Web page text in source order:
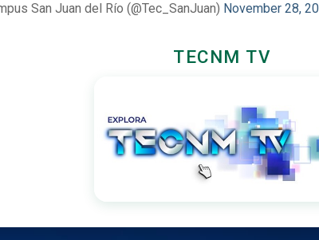
San Juan del Río (@Tec_SanJuan) November 28,
TECNM TV